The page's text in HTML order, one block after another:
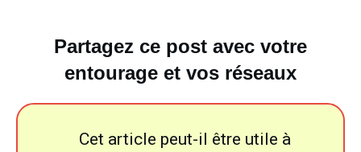
Partagez ce post avec votre
entourage et vos réseaux
Cet article peut-il être utile à